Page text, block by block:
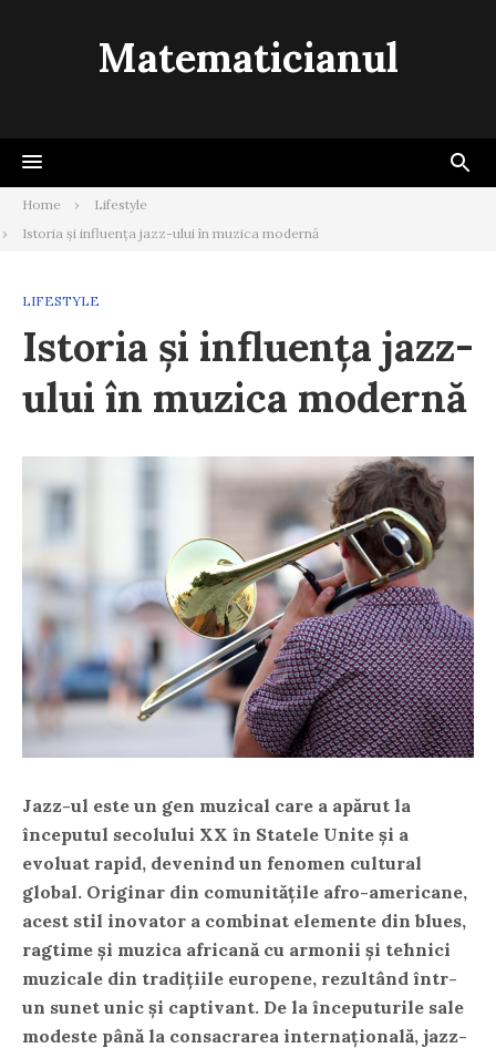
Matematicianul
Home
Lifestyle
Istoria și influența jazz-ului în muzica modernă
LIFESTYLE
Istoria și influența jazz-
ului în muzica modernă
Jazz-ul este un gen muzical care a apărut la
începutul secolului XX în Statele Unite și a
evoluat rapid, devenind un fenomen cultural
global. Originar din comunitățile afro-americane,
acest stil inovator a combinat elemente din blues,
ragtime și muzica africană cu armonii și tehnici
muzicale din tradițiile europene, rezultând într-
un sunet unic și captivant. De la începuturile sale
modeste până la consacrarea internațională, jazz-